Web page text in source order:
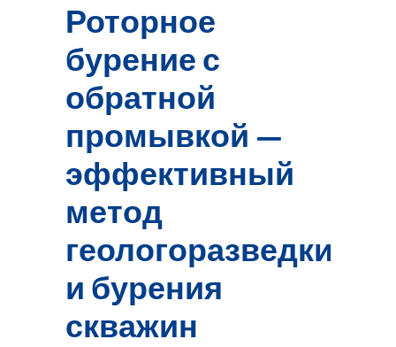
Роторное
бурение с
обратной
промывкой —
эффективный
метод
геологоразведки
и бурения
скважин